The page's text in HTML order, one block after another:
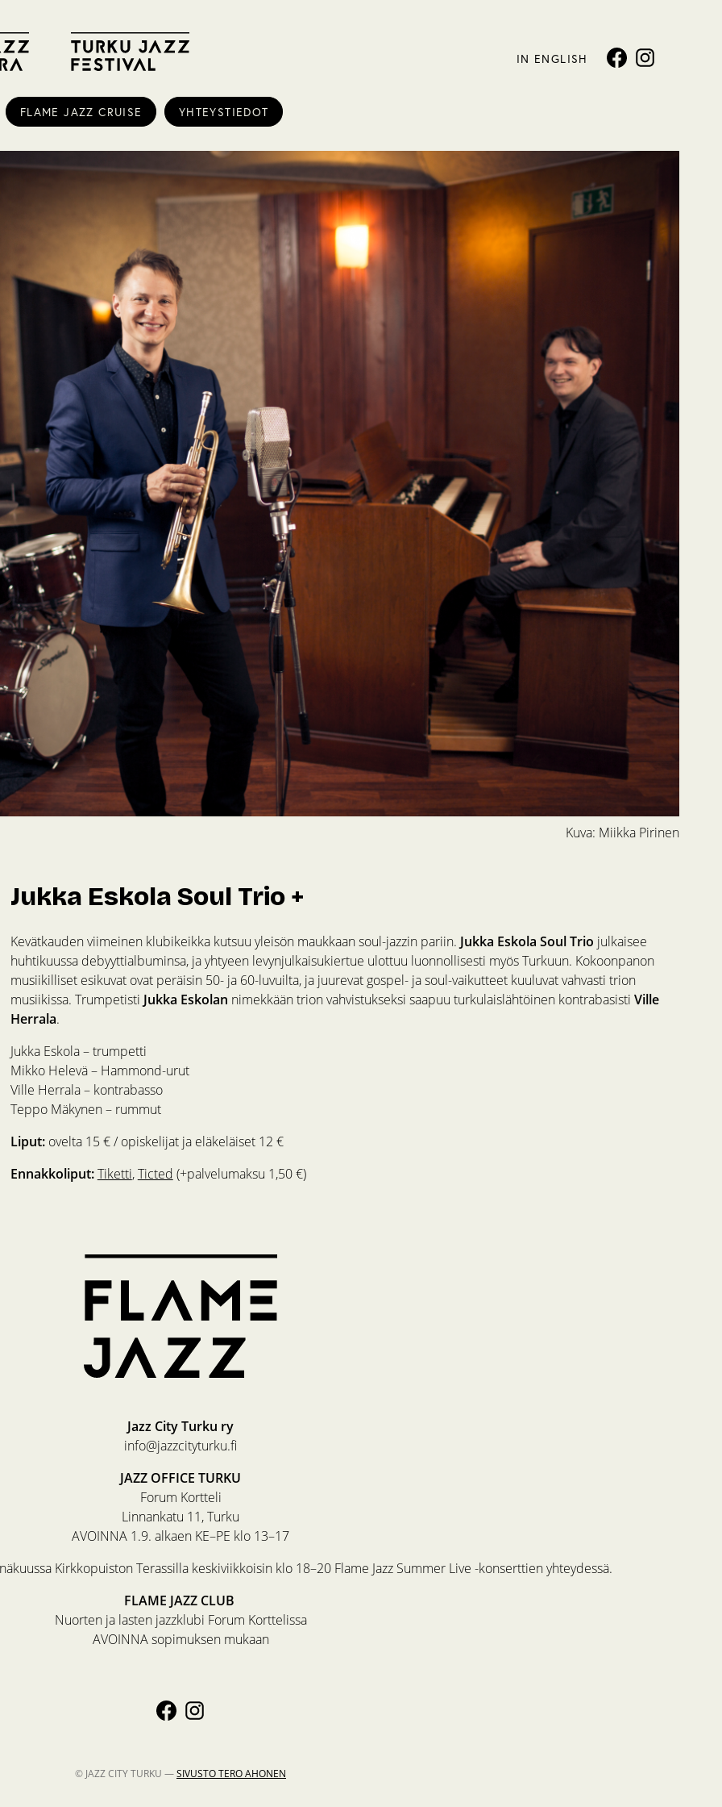
IN ENGLISH
FLAME JAZZ CRUISE YHTEYSTIEDOT
Kuva: Miikka Pirinen
Jukka Eskola Soul Trio +
Kevätkauden viimeinen klubikeikka kutsuu yleisön maukkaan soul-jazzin pariin. Jukka Eskola Soul Trio julkaisee
huhtikuussa debyyttialbuminsa, ja yhtyeen levynjulkaisukiertue ulottuu luonnollisesti myös Turkuun. Kokoonpanon
musiikilliset esikuvat ovat peräisin 50- ja 60-luvuilta, ja juurevat gospel- ja soul-vaikutteet kuuluvat vahvasti trion
musiikissa. Trumpetisti Jukka Eskolan nimekkään trion vahvistukseksi saapuu turkulaislähtöinen kontrabasisti Ville
Herrala.
Jukka Eskola – trumpetti
Mikko Helevä – Hammond-urut
Ville Herrala – kontrabasso
Teppo Mäkynen – rummut
Liput:ovelta 15 € / opiskelijat ja eläkeläiset 12 €
Ennakkoliput:Tiketti,Ticted (+palvelumaksu 1,50 €)
Jazz City Turku ry
info@jazzcityturku.fi
JAZZ OFFICE TURKU
Forum Kortteli
Linnankatu 11, Turku
AVOINNA 1.9. alkaen KE–PE klo 13–17
Kirkkopuiston Terassilla keskiviikkoisin klo 18–20 Flame Jazz Summer Live -konserttien yhteydessä.
FLAME JAZZ CLUB
Nuorten ja lasten jazzklubi Forum Korttelissa
AVOINNA sopimuksen mukaan
© JAZZ CITY TURKU —SIVUSTOTERO AHONEN